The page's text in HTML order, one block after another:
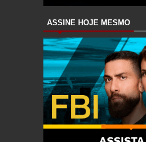
ASSINE HOJE MESMO